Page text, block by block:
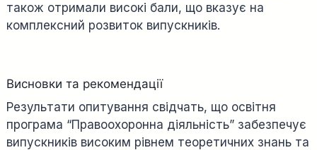
також отримали високі бали, що вказує на
комплексний розвиток випускників.
Висновки та рекомендації
Результати опитування свідчать, що освітня
програма “Правоохоронна діяльність” забезпечує
випускників високим рівнем теоретичних знань та